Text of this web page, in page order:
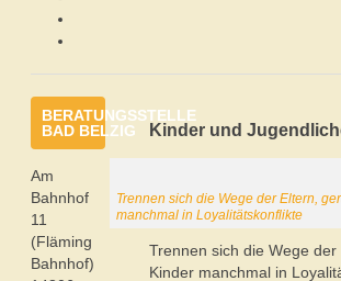
Kinder und
Trennen sich die Wege der Eltern,
manchmal in Loyalitätskonflikte
Trennen sich die Wege
Kinder manchmal in
BERATUNGSSTELLE
BAD BELZIG
Am
Bahnhof
11
(Fläming
Bahnhof)